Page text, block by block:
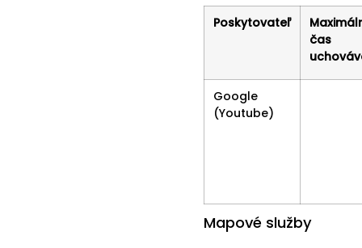
Poskytovateľ
čas
Google
(Youtube)
Mapové služby